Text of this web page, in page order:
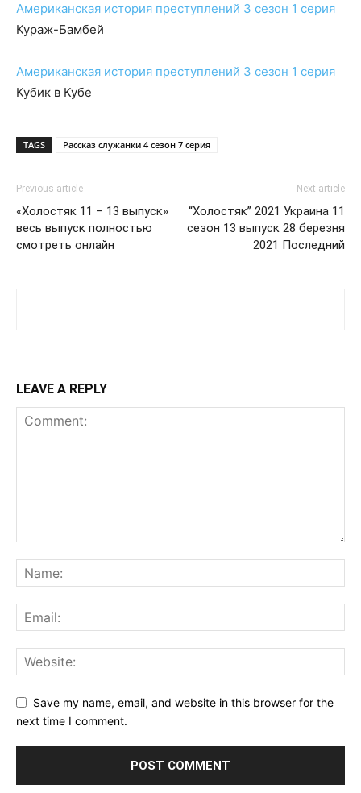
Американская история преступлений 3 сезон 1 серия
Кураж-Бамбей
Американская история преступлений 3 сезон 1 серия
Кубик в Кубе
TAGS Рассказ служанки 4 сезон 7 серия
Previous article
«Холостяк 11 – 13 выпуск»
весь выпуск полностью
смотреть онлайн
Next article
“Холостяк” 2021 Украина 11
сезон 13 выпуск 28 березня
2021 Последний
LEAVE A REPLY
Save my name, email, and website in this browser for the
next time I comment.